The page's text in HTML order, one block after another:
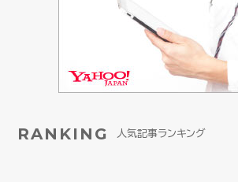
RANKING 人気記事ランキング